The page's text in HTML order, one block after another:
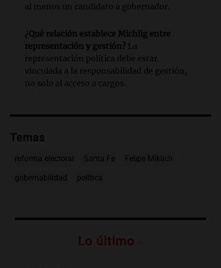
al menos un candidato a gobernador.
¿Qué relación establece Michlig entre
representación y gestión? La
representación política debe estar
vinculada a la responsabilidad de gestión,
no solo al acceso a cargos.
Temas
reforma electoral Santa Fe Felipe Miklich
gobernabilidad política
Lo último